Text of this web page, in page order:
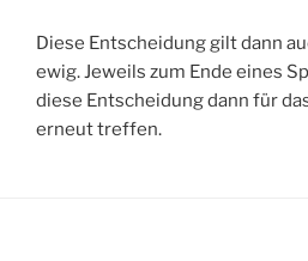
Diese Entscheidung gilt dann
ewig. Jeweils zum Ende eines
diese Entscheidung dann für
erneut treffen.